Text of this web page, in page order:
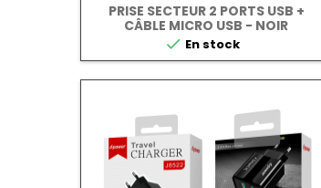
PRISE SECTEUR 2 PORTS USB +
CÂBLE MICRO USB - NOIR
 En stock